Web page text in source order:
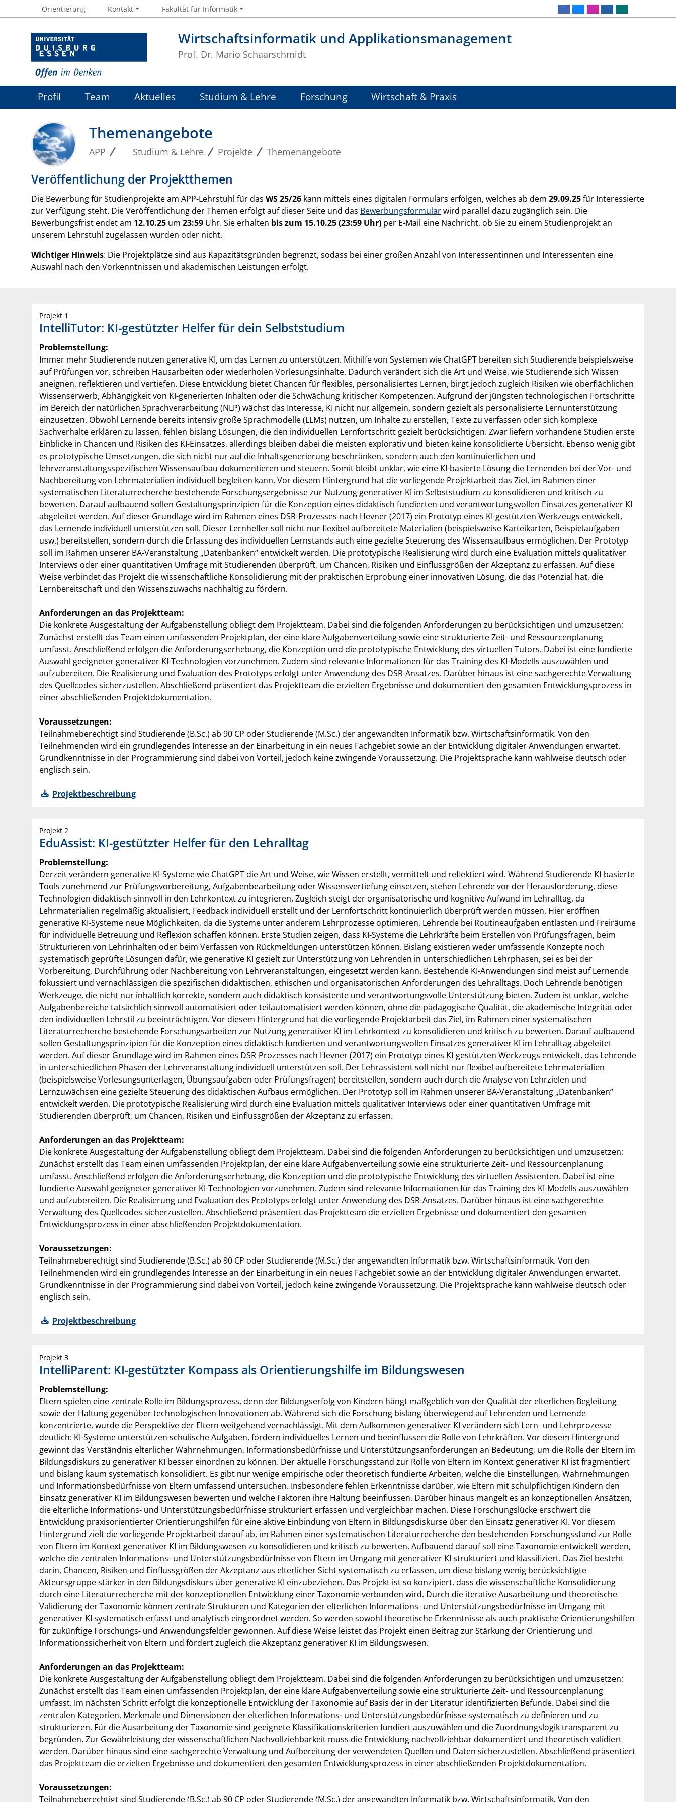
Wirtschaftsinformatik und Applikationsmanagement
Prof. Dr. Mario Schaarschmidt
Orientierung Kontakt Fakultät für Informatik
Profil Team Aktuelles Studium & Lehre Forschung Wirtschaft & Praxis
Themenangebote
APP Studium & Lehre Projekte Themenangebote
Veröffentlichung der Projektthemen
Die Bewerbung für Studienprojekte am APP-Lehrstuhl für das WS 25/26 kann mittels eines digitalen Formulars erfolgen, welches ab dem 29.09.25für Interessierte
zur Verfügung steht. Die Veröffentlichung der Themen erfolgt auf dieser Seite und das Bewerbungsformularwird parallel dazu zugänglich sein. Die
Bewerbungsfrist endet am 12.10.25 um 23:59 Uhr. Sie erhalten bis zum 15.10.25 (23:59 Uhr) per E-Mail eine Nachricht, ob Sie zu einem Studienprojekt an
unserem Lehrstuhl zugelassen wurden oder nicht.
Wichtiger Hinweis: Die Projektplätze sind aus Kapazitätsgründen begrenzt, sodass bei einer großen Anzahl von Interessentinnen und Interessenten eine
Auswahl nach den Vorkenntnissen und akademischen Leistungen erfolgt.
Projekt 1
IntelliTutor: KI-gestützter Helfer für dein Selbststudium
Problemstellung:
Immer mehr Studierende nutzen generative KI, um das Lernen zu unterstützen. Mithilfe von Systemen wie ChatGPT bereiten sich Studierende beispielsweise
auf Prüfungen vor, schreiben Hausarbeiten oder wiederholen Vorlesungsinhalte. Dadurch verändert sich die Art und Weise, wie Studierende sich Wissen
aneignen, reflektieren und vertiefen. Diese Entwicklung bietet Chancen für flexibles, personalisiertes Lernen, birgt jedoch zugleich Risiken wie oberflächlichen
Wissenserwerb, Abhängigkeit von KI-generierten Inhalten oder die Schwächung kritischer Kompetenzen. Aufgrund der jüngsten technologischen Fortschritte
im Bereich der natürlichen Sprachverarbeitung (NLP) wächst das Interesse, KI nicht nur allgemein, sondern gezielt als personalisierte Lernunterstützung
einzusetzen. Obwohl Lernende bereits intensiv große Sprachmodelle (LLMs) nutzen, um Inhalte zu erstellen, Texte zu verfassen oder sich komplexe
Sachverhalte erklären zu lassen, fehlen bislang Lösungen, die den individuellen Lernfortschritt gezielt berücksichtigen. Zwar liefern vorhandene Studien erste
Einblicke in Chancen und Risiken des KI-Einsatzes, allerdings bleiben dabei die meisten explorativ und bieten keine konsolidierte Übersicht. Ebenso wenig gibt
es prototypische Umsetzungen, die sich nicht nur auf die Inhaltsgenerierung beschränken, sondern auch den kontinuierlichen und
lehrveranstaltungsspezifischen Wissensaufbau dokumentieren und steuern. Somit bleibt unklar, wie eine KI-basierte Lösung die Lernenden bei der Vor- und
Nachbereitung von Lehrmaterialien individuell begleiten kann. Vor diesem Hintergrund hat die vorliegende Projektarbeit das Ziel, im Rahmen einer
systematischen Literaturrecherche bestehende Forschungsergebnisse zur Nutzung generativer KI im Selbststudium zu konsolidieren und kritisch zu
bewerten. Darauf aufbauend sollen Gestaltungsprinzipien für die Konzeption eines didaktisch fundierten und verantwortungsvollen Einsatzes generativer KI
abgeleitet werden. Auf dieser Grundlage wird im Rahmen eines DSR-Prozesses nach Hevner (2017) ein Prototyp eines KI-gestützten Werkzeugs entwickelt,
das Lernende individuell unterstützen soll. Dieser Lernhelfer soll nicht nur flexibel aufbereitete Materialien (beispielsweise Karteikarten, Beispielaufgaben
usw.) bereitstellen, sondern durch die Erfassung des individuellen Lernstands auch eine gezielte Steuerung des Wissensaufbaus ermöglichen. Der Prototyp
soll im Rahmen unserer BA-Veranstaltung „Datenbanken“ entwickelt werden. Die prototypische Realisierung wird durch eine Evaluation mittels qualitativer
Interviews oder einer quantitativen Umfrage mit Studierenden überprüft, um Chancen, Risiken und Einflussgrößen der Akzeptanz zu erfassen. Auf diese
Weise verbindet das Projekt die wissenschaftliche Konsolidierung mit der praktischen Erprobung einer innovativen Lösung, die das Potenzial hat, die
Lernbereitschaft und den Wissenszuwachs nachhaltig zu fördern.
Anforderungen an das Projektteam:
Die konkrete Ausgestaltung der Aufgabenstellung obliegt dem Projektteam. Dabei sind die folgenden Anforderungen zu berücksichtigen und umzusetzen:
Zunächst erstellt das Team einen umfassenden Projektplan, der eine klare Aufgabenverteilung sowie eine strukturierte Zeit- und Ressourcenplanung
umfasst. Anschließend erfolgen die Anforderungserhebung, die Konzeption und die prototypische Entwicklung des virtuellen Tutors. Dabei ist eine fundierte
Auswahl geeigneter generativer KI-Technologien vorzunehmen. Zudem sind relevante Informationen für das Training des KI-Modells auszuwählen und
aufzubereiten. Die Realisierung und Evaluation des Prototyps erfolgt unter Anwendung des DSR-Ansatzes. Darüber hinaus ist eine sachgerechte Verwaltung
des Quellcodes sicherzustellen. Abschließend präsentiert das Projektteam die erzielten Ergebnisse und dokumentiert den gesamten Entwicklungsprozess in
einer abschließenden Projektdokumentation.
Voraussetzungen:
Teilnahmeberechtigt sind Studierende (B.Sc.) ab 90 CP oder Studierende (M.Sc.) der angewandten Informatik bzw. Wirtschaftsinformatik. Von den
Teilnehmenden wird ein grundlegendes Interesse an der Einarbeitung in ein neues Fachgebiet sowie an der Entwicklung digitaler Anwendungen erwartet.
Grundkenntnisse in der Programmierung sind dabei von Vorteil, jedoch keine zwingende Voraussetzung. Die Projektsprache kann wahlweise deutsch oder
englisch sein.
Projektbeschreibung
Projekt 2
EduAssist: KI-gestützter Helfer für den Lehralltag
Problemstellung:
Derzeit verändern generative KI-Systeme wie ChatGPT die Art und Weise, wie Wissen erstellt, vermittelt und reflektiert wird. Während Studierende KI-basierte
Tools zunehmend zur Prüfungsvorbereitung, Aufgabenbearbeitung oder Wissensvertiefung einsetzen, stehen Lehrende vor der Herausforderung, diese
Technologien didaktisch sinnvoll in den Lehrkontext zu integrieren. Zugleich steigt der organisatorische und kognitive Aufwand im Lehralltag, da
Lehrmaterialien regelmäßig aktualisiert, Feedback individuell erstellt und der Lernfortschritt kontinuierlich überprüft werden müssen. Hier eröffnen
generative KI-Systeme neue Möglichkeiten, da die Systeme unter anderem Lehrprozesse optimieren, Lehrende bei Routineaufgaben entlasten und Freiräume
für individuelle Betreuung und Reflexion schaffen können. Erste Studien zeigen, dass KI-Systeme die Lehrkräfte beim Erstellen von Prüfungsfragen, beim
Strukturieren von Lehrinhalten oder beim Verfassen von Rückmeldungen unterstützen können. Bislang existieren weder umfassende Konzepte noch
systematisch geprüfte Lösungen dafür, wie generative KI gezielt zur Unterstützung von Lehrenden in unterschiedlichen Lehrphasen, sei es bei der
Vorbereitung, Durchführung oder Nachbereitung von Lehrveranstaltungen, eingesetzt werden kann. Bestehende KI-Anwendungen sind meist auf Lernende
fokussiert und vernachlässigen die spezifischen didaktischen, ethischen und organisatorischen Anforderungen des Lehralltags. Doch Lehrende benötigen
Werkzeuge, die nicht nur inhaltlich korrekte, sondern auch didaktisch konsistente und verantwortungsvolle Unterstützung bieten. Zudem ist unklar, welche
Aufgabenbereiche tatsächlich sinnvoll automatisiert oder teilautomatisiert werden können, ohne die pädagogische Qualität, die akademische Integrität oder
den individuellen Lehrstil zu beeinträchtigen. Vor diesem Hintergrund hat die vorliegende Projektarbeit das Ziel, im Rahmen einer systematischen
Literaturrecherche bestehende Forschungsarbeiten zur Nutzung generativer KI im Lehrkontext zu konsolidieren und kritisch zu bewerten. Darauf aufbauend
sollen Gestaltungsprinzipien für die Konzeption eines didaktisch fundierten und verantwortungsvollen Einsatzes generativer KI im Lehralltag abgeleitet
werden. Auf dieser Grundlage wird im Rahmen eines DSR-Prozesses nach Hevner (2017) ein Prototyp eines KI-gestützten Werkzeugs entwickelt, das Lehrende
in unterschiedlichen Phasen der Lehrveranstaltung individuell unterstützen soll. Der Lehrassistent soll nicht nur flexibel aufbereitete Lehrmaterialien
(beispielsweise Vorlesungsunterlagen, Übungsaufgaben oder Prüfungsfragen) bereitstellen, sondern auch durch die Analyse von Lehrzielen und
Lernzuwächsen eine gezielte Steuerung des didaktischen Aufbaus ermöglichen. Der Prototyp soll im Rahmen unserer BA-Veranstaltung „Datenbanken“
entwickelt werden. Die prototypische Realisierung wird durch eine Evaluation mittels qualitativer Interviews oder einer quantitativen Umfrage mit
Studierenden überprüft, um Chancen, Risiken und Einflussgrößen der Akzeptanz zu erfassen.
Anforderungen an das Projektteam:
Die konkrete Ausgestaltung der Aufgabenstellung obliegt dem Projektteam. Dabei sind die folgenden Anforderungen zu berücksichtigen und umzusetzen:
Zunächst erstellt das Team einen umfassenden Projektplan, der eine klare Aufgabenverteilung sowie eine strukturierte Zeit- und Ressourcenplanung
umfasst. Anschließend erfolgen die Anforderungserhebung, die Konzeption und die prototypische Entwicklung des virtuellen Assistenten. Dabei ist eine
fundierte Auswahl geeigneter generativer KI-Technologien vorzunehmen. Zudem sind relevante Informationen für das Training des KI-Modells auszuwählen
und aufzubereiten. Die Realisierung und Evaluation des Prototyps erfolgt unter Anwendung des DSR-Ansatzes. Darüber hinaus ist eine sachgerechte
Verwaltung des Quellcodes sicherzustellen. Abschließend präsentiert das Projektteam die erzielten Ergebnisse und dokumentiert den gesamten
Entwicklungsprozess in einer abschließenden Projektdokumentation.
Voraussetzungen:
Teilnahmeberechtigt sind Studierende (B.Sc.) ab 90 CP oder Studierende (M.Sc.) der angewandten Informatik bzw. Wirtschaftsinformatik. Von den
Teilnehmenden wird ein grundlegendes Interesse an der Einarbeitung in ein neues Fachgebiet sowie an der Entwicklung digitaler Anwendungen erwartet.
Grundkenntnisse in der Programmierung sind dabei von Vorteil, jedoch keine zwingende Voraussetzung. Die Projektsprache kann wahlweise deutsch oder
englisch sein.
Projektbeschreibung
Projekt 3
IntelliParent: KI-gestützter Kompass als Orientierungshilfe im Bildungswesen
Problemstellung:
Eltern spielen eine zentrale Rolle im Bildungsprozess, denn der Bildungserfolg von Kindern hängt maßgeblich von der Qualität der elterlichen Begleitung
sowie der Haltung gegenüber technologischen Innovationen ab. Während sich die Forschung bislang überwiegend auf Lehrenden und Lernende
konzentrierte, wurde die Perspektive der Eltern weitgehend vernachlässigt. Mit dem Aufkommen generativer KI verändern sich Lern- und Lehrprozesse
deutlich: KI-Systeme unterstützen schulische Aufgaben, fördern individuelles Lernen und beeinflussen die Rolle von Lehrkräften. Vor diesem Hintergrund
gewinnt das Verständnis elterlicher Wahrnehmungen, Informationsbedürfnisse und Unterstützungsanforderungen an Bedeutung, um die Rolle der Eltern im
Bildungsdiskurs zu generativer KI besser einordnen zu können. Der aktuelle Forschungsstand zur Rolle von Eltern im Kontext generativer KI ist fragmentiert
und bislang kaum systematisch konsolidiert. Es gibt nur wenige empirische oder theoretisch fundierte Arbeiten, welche die Einstellungen, Wahrnehmungen
und Informationsbedürfnisse von Eltern umfassend untersuchen. Insbesondere fehlen Erkenntnisse darüber, wie Eltern mit schulpflichtigen Kindern den
Einsatz generativer KI im Bildungswesen bewerten und welche Faktoren ihre Haltung beeinflussen. Darüber hinaus mangelt es an konzeptionellen Ansätzen,
die elterliche Informations- und Unterstützungsbedürfnisse strukturiert erfassen und vergleichbar machen. Diese Forschungslücke erschwert die
Entwicklung praxisorientierter Orientierungshilfen für eine aktive Einbindung von Eltern in Bildungsdiskurse über den Einsatz generativer KI. Vor diesem
Hintergrund zielt die vorliegende Projektarbeit darauf ab, im Rahmen einer systematischen Literaturrecherche den bestehenden Forschungsstand zur Rolle
von Eltern im Kontext generativer KI im Bildungswesen zu konsolidieren und kritisch zu bewerten. Aufbauend darauf soll eine Taxonomie entwickelt werden,
welche die zentralen Informations- und Unterstützungsbedürfnisse von Eltern im Umgang mit generativer KI strukturiert und klassifiziert. Das Ziel besteht
darin, Chancen, Risiken und Einflussgrößen der Akzeptanz aus elterlicher Sicht systematisch zu erfassen, um diese bislang wenig berücksichtigte
Akteursgruppe stärker in den Bildungsdiskurs über generative KI einzubeziehen. Das Projekt ist so konzipiert, dass die wissenschaftliche Konsolidierung
durch eine Literaturrecherche mit der konzeptionellen Entwicklung einer Taxonomie verbunden wird. Durch die iterative Ausarbeitung und theoretische
Validierung der Taxonomie können zentrale Strukturen und Kategorien der elterlichen Informations- und Unterstützungsbedürfnisse im Umgang mit
generativer KI systematisch erfasst und analytisch eingeordnet werden. So werden sowohl theoretische Erkenntnisse als auch praktische Orientierungshilfen
für zukünftige Forschungs- und Anwendungsfelder gewonnen. Auf diese Weise leistet das Projekt einen Beitrag zur Stärkung der Orientierung und
Informationssicherheit von Eltern und fördert zugleich die Akzeptanz generativer KI im Bildungswesen.
Anforderungen an das Projektteam:
Die konkrete Ausgestaltung der Aufgabenstellung obliegt dem Projektteam. Dabei sind die folgenden Anforderungen zu berücksichtigen und umzusetzen:
Zunächst erstellt das Team einen umfassenden Projektplan, der eine klare Aufgabenverteilung sowie eine strukturierte Zeit- und Ressourcenplanung
umfasst. Im nächsten Schritt erfolgt die konzeptionelle Entwicklung der Taxonomie auf Basis der in der Literatur identifizierten Befunde. Dabei sind die
zentralen Kategorien, Merkmale und Dimensionen der elterlichen Informations- und Unterstützungsbedürfnisse systematisch zu definieren und zu
strukturieren. Für die Ausarbeitung der Taxonomie sind geeignete Klassifikationskriterien fundiert auszuwählen und die Zuordnungslogik transparent zu
begründen. Zur Gewährleistung der wissenschaftlichen Nachvollziehbarkeit muss die Entwicklung nachvollziehbar dokumentiert und theoretisch validiert
werden. Darüber hinaus sind eine sachgerechte Verwaltung und Aufbereitung der verwendeten Quellen und Daten sicherzustellen. Abschließend präsentiert
das Projektteam die erzielten Ergebnisse und dokumentiert den gesamten Entwicklungsprozess in einer abschließenden Projektdokumentation.
Voraussetzungen:
Teilnahmeberechtigt sind Studierende (B.Sc.) ab 90 CP oder Studierende (M.Sc.) der angewandten Informatik bzw. Wirtschaftsinformatik. Von den